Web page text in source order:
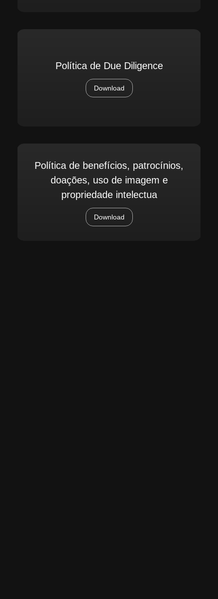
Política de Due Diligence
Download
Política de benefícios, patrocínios,
doações, uso de imagem e
propriedade intelectua
Download